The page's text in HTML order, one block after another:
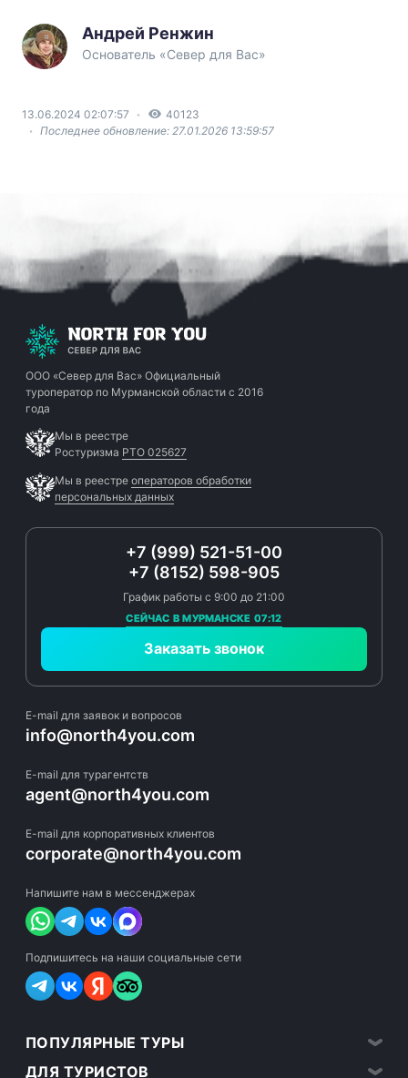
Андрей Ренжин
Основатель «Север для Вас»
13.06.2024 02:07:57
40123
Последнее обновление: 27.01.2026 13:59:57
ООО «Север для Вас» Официальный
туроператор по Мурманской области с 2016
года
Мы в реестре
Ростуризма РТО 025627
Мы в реестре операторов обработки
персональных данных
+7 (999) 521-51-00
+7 (8152) 598-905
Заказать звонок
График работы с 9:00 до 21:00
СЕЙЧАС В МУРМАНСКЕ 07:12
E-mail для заявок и вопросов
info@north4you.com
E-mail для турагентств
agent@north4you.com
E-mail для корпоративных клиентов
corporate@north4you.com
Напишите нам в мессенджерах
Подпишитесь на наши социальные сети
ПОПУЛЯРНЫЕ ТУРЫ
ДЛЯ ТУРИСТОВ